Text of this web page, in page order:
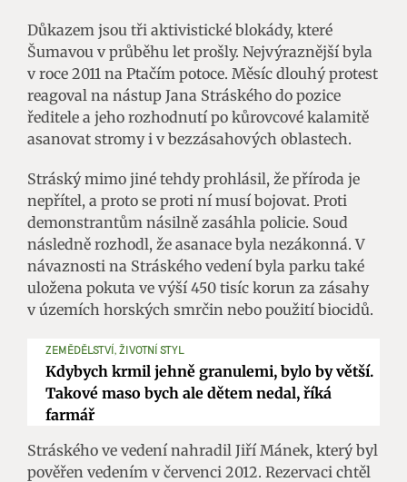
Důkazem jsou tři aktivistické blokády, které
Šumavou v průběhu let prošly. Nejvýraznější byla
v roce 2011 na Ptačím potoce. Měsíc dlouhý protest
reagoval na nástup Jana Stráského do pozice
ředitele a jeho rozhodnutí po kůrovcové kalamitě
asanovat stromy i v bezzásahových oblastech.
Stráský mimo jiné tehdy prohlásil, že příroda je
nepřítel, a proto se proti ní musí bojovat. Proti
demonstrantům násilně zasáhla policie. Soud
následně rozhodl, že asanace byla nezákonná. V
návaznosti na Stráského vedení byla parku také
uložena pokuta ve výší 450 tisíc korun za zásahy
v územích horských smrčin nebo použití biocidů.
ZEMĚDĚLSTVÍ, ŽIVOTNÍ STYL
Kdybych krmil jehně granulemi, bylo by větší.
Takové maso bych ale dětem nedal, říká
farmář
Stráského ve vedení nahradil Jiří Mánek, který byl
pověřen vedením v červenci 2012. Rezervaci chtěl